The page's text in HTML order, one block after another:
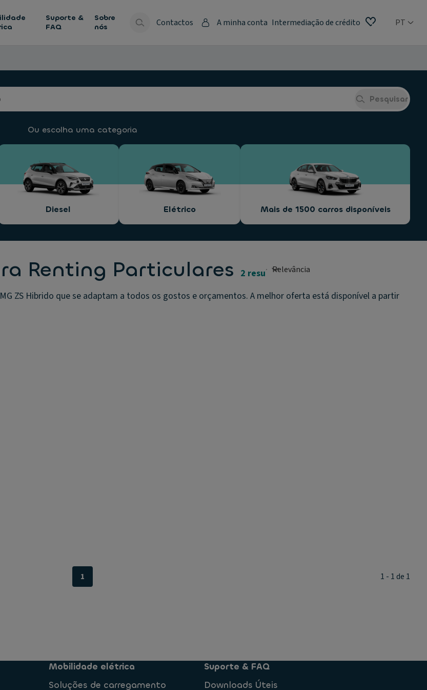
Suporte &
FAQ
Sobre
nós
Contactos A minha conta Intermediação de crédito PT
Pesquisar
Ou escolha uma categoria
Diesel Elétrico Mais de 1500 carros disponíveis
Renting Particulares 2 resultados
ZS Hibrido que se adaptam a todos os gostos e orçamentos. A melhor oferta está disponível a partir
1 1 - 1 de 1
Mobilidade elétrica
Soluções de carregamento
Suporte & FAQ
Downloads Úteis